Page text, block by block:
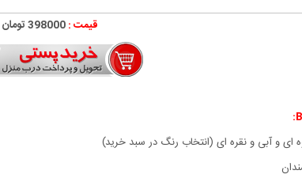
قیمت :398000 تومان
و آبی و نقره ای (انتخاب رنگ در سبد خرید)